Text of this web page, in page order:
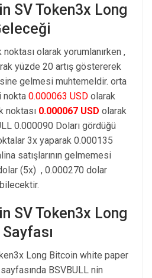
SV Token3x Long
olarak yorumlanırken ,
yüzde 20 artış göstererek
gelmesi muhtemeldir. orta
nokta 0.000063 USD olarak
noktası 0.000067 USD olarak
0.000090 Doları gördüğü
3x yaparak 0.000135
satışlarının gelmemesi
(5x) , 0.000270 dolar
SV Token3x Long
Long Bitcoin white paper
BSVBULL nin